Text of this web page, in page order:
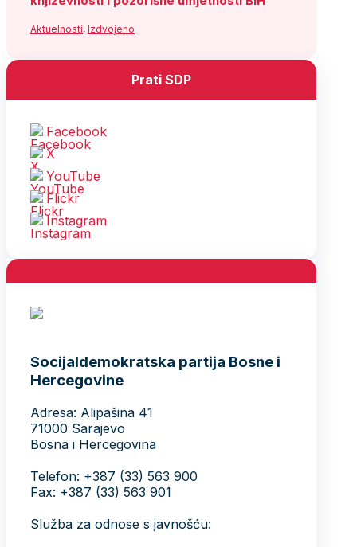
Aktuelnosti, Izdvojeno
Prati SDP
Facebook
X
YouTube
Flickr
Instagram
Socijaldemokratska partija Bosne i
Hercegovine
Adresa: Alipašina 41
71000 Sarajevo
Bosna i Hercegovina
Telefon: +387 (33) 563 900
Fax: +387 (33) 563 901
Služba za odnose s javnošću: